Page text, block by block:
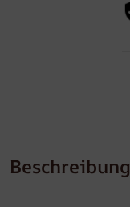
Beschreibung